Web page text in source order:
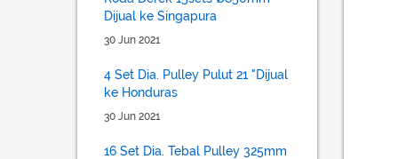
Dijual ke Singapura
30 Jun 2021
4 Set Dia. Pulley Pulut 21 "Dijual
ke Honduras
30 Jun 2021
16 Set Dia. Tebal Pulley 325mm